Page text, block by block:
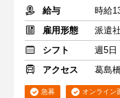
給与
時給
雇用形態
派遣
シフト
週5日
アクセス
葛島
急募 オンライン